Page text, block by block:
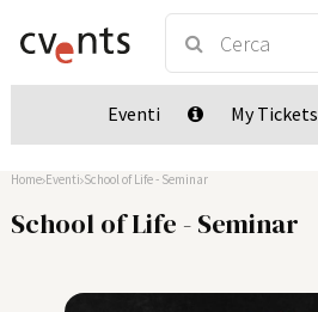
Eventi My Tickets
Home Eventi School of Life - Seminar
School of Life - Seminar